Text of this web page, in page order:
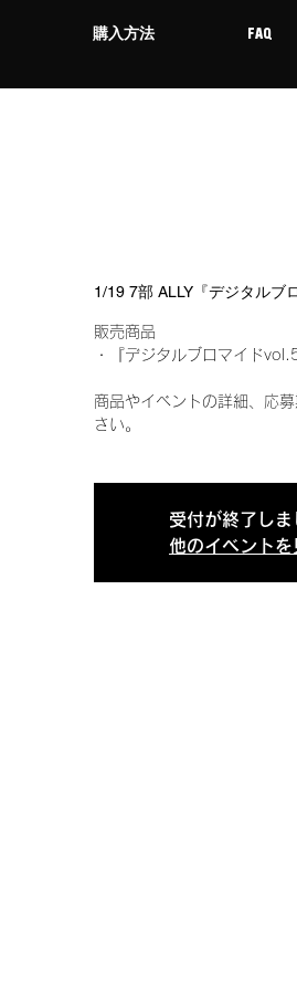
購入方法 FAQ
1/19 7部 ALLY『デジタルブ
販売商品
・『デジタルブロマイド
商品やイベントの詳細、応
さい。
受付が終了しま
他のイベントを